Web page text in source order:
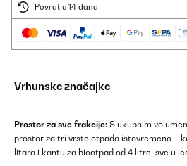
Povrat u 14 dana
Vrhunske značajke
Prostor za sve frakcije: S ukupnim
prostor za tri vrste otpada istovremeno –
litara i kantu za biootpad od 4 litre, sve u